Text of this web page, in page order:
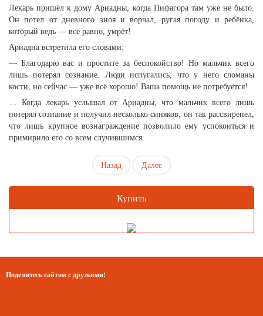
Лекарь пришёл к дому Ариадны, когда Пифагора там уже не было.
Он потел от дневного зноя и ворчал, ругая погоду и ребёнка,
который ведь — всё равно, умрёт!
Ариадна встретила его словами:
— Благодарю вас и простите за беспокойство! Но мальчик всего
лишь потерял сознание. Люди испугались, что у него сломаны
кости, но сейчас — уже всё хорошо! Ваша помощь не потребуется!
… Когда лекарь услышал от Ариадны, что мальчик всего лишь
потерял сознание и получил несколько синяков, он так рассвирепел,
что лишь крупное вознаграждение позволило ему успокоиться и
примирило его со всем случившимся.
Назад Далее
Купить
Поделитесь сайтом с друзьями!